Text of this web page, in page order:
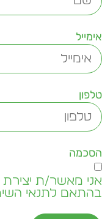
מאשר/ת יצירת
לתנאי